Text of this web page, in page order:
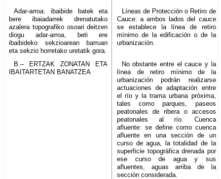
Adar-arroa: ibaibide batek eta
bere ibaiadarrek drenatutako
azalera topografiko osoari deitzen
diogu adar-arroa, beti ere
ibaibideko sekzioarean barruan
eta sekzio horretako uretatik gora.
Líneas de Protección o Retiro de
Cauce: a ambos lados del cauce
se establece la línea de retiro
mínimo de la edificación o de la
urbanización.
B.– ERTZAK ZONATAN ETA
IBAITARTETAN BANATZEA
No obstante entre el cauce y la
línea de retiro mínimo de la
urbanización podrán realizarse
actuaciones de adaptación entre
el río y la trama urbana próxima,
tales como parques, paseos
peatonales de ribera o accesos
peatonales al río. Cuenca
afluente: se define como cuenca
afluente en una sección de un
curso de agua, la totalidad de la
superficie topográfica drenada por
ese curso de agua y sus
afluentes, aguas arriba de la
sección considerada.